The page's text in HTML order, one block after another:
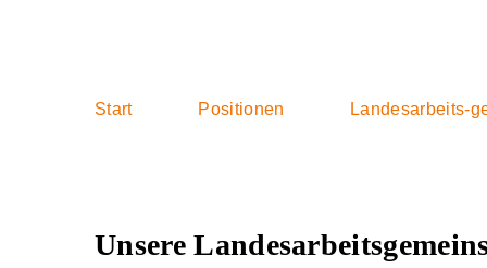
Start Positionen Landesarbeits-
Unsere